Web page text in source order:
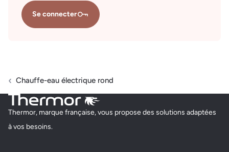
Se connecter
Chauffe-eau électrique rond
Thermor, marque française, vous propose des solutions adaptées
à vos besoins.